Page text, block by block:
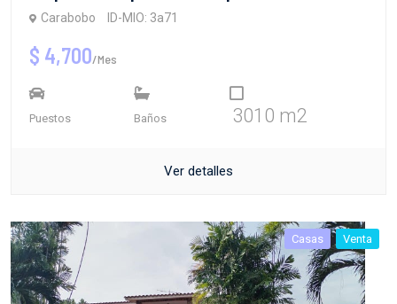
Carabobo ID-MIO: 3a71
$ 4,700/Mes
Puestos Baños 3010 m2
Ver detalles
Casas Venta